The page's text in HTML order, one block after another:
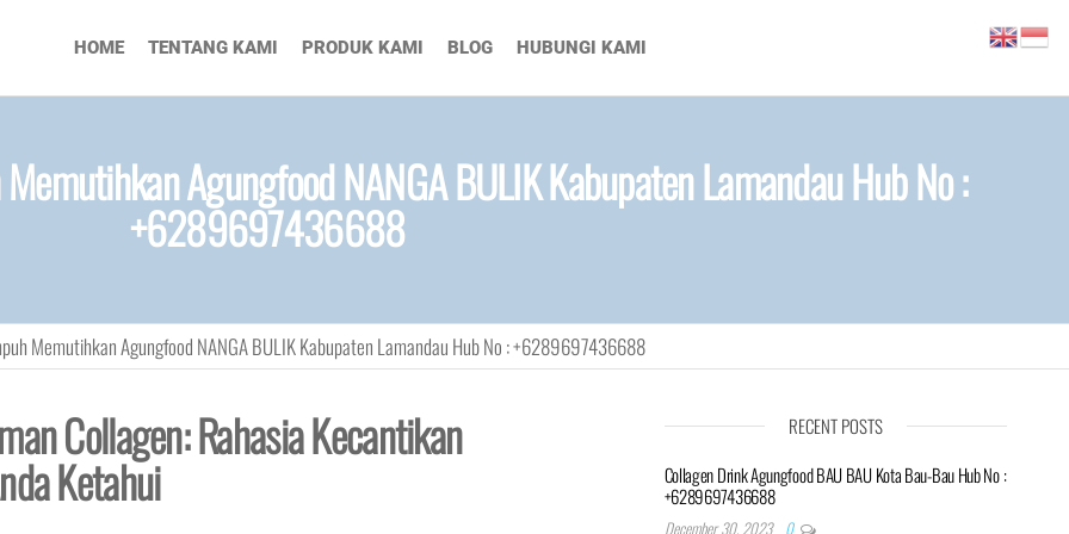
HOME TENTANG KAMI PRODUK KAMI BLOG HUBUNGI KAMI
Agungfood NANGA BULIK Kabupaten Lamandau Hub No :
+6289697436688
Memutihkan Agungfood NANGA BULIK Kabupaten Lamandau Hub No : +6289697436688
Collagen: Rahasia Kecantikan
Ketahui
RECENT POSTS
Collagen Drink Agungfood BAU BAU Kota Bau-Bau Hub No :
+6289697436688
December 30, 2023 0